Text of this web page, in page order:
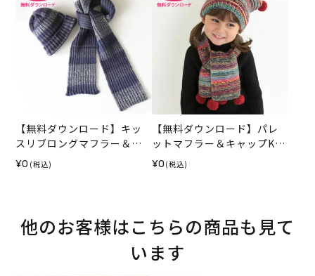
【無料ダウンロード】キッ
スリブロングマフラー＆キ
ャップ（レシピ）
¥0 (税込)
【無料ダウンロード】パレ
ットマフラー＆キャップKid
s（レシピ）
¥0 (税込)
他のお客様はこちらの商品も見て
います